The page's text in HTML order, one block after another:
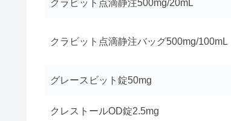
クラビット点滴静注500mg/20mL
クラビット点滴静注バッグ500mg/100mL
グレースビット錠50mg
クレストールOD錠2.5mg